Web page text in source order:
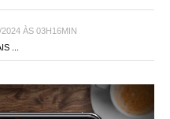
ÀS 03H16MIN
...